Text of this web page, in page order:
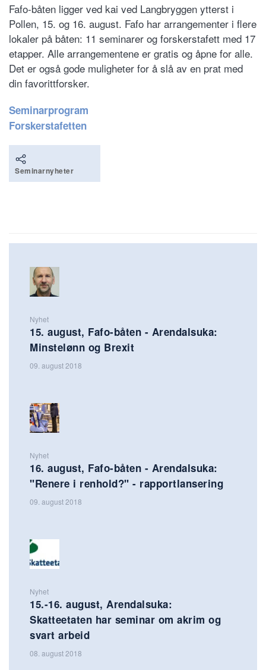
Fafo-båten ligger ved kai ved Langbryggen ytterst i
Pollen, 15. og 16. august. Fafo har arrangementer i flere
lokaler på båten: 11 seminarer og forskerstafett med 17
etapper. Alle arrangementene er gratis og åpne for alle.
Det er også gode muligheter for å slå av en prat med
din favorittforsker.
Seminarprogram
Forskerstafetten
Seminarnyheter
Nyhet
15. august, Fafo-båten - Arendalsuka:
Minstelønn og Brexit
09. august 2018
Nyhet
16. august, Fafo-båten - Arendalsuka:
"Renere i renhold?" - rapportlansering
09. august 2018
Nyhet
15.-16. august, Arendalsuka:
Skatteetaten har seminar om akrim og
svart arbeid
08. august 2018